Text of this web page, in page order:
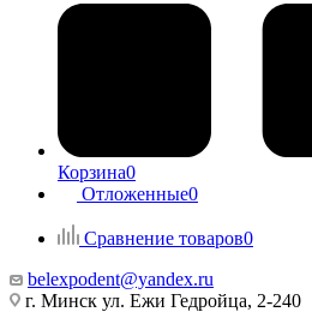
Корзина0
Отложенные0
Сравнение товаров0
belexpodent@yandex.ru
г. Минск ул. Ежи Гедройца, 2-240